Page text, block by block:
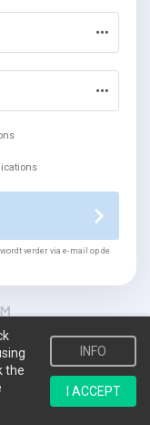
verder via e-mail op de
the
INFO
I ACCEPT